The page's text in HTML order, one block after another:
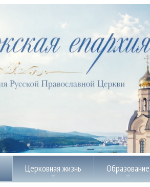
Церковная жизнь Образование